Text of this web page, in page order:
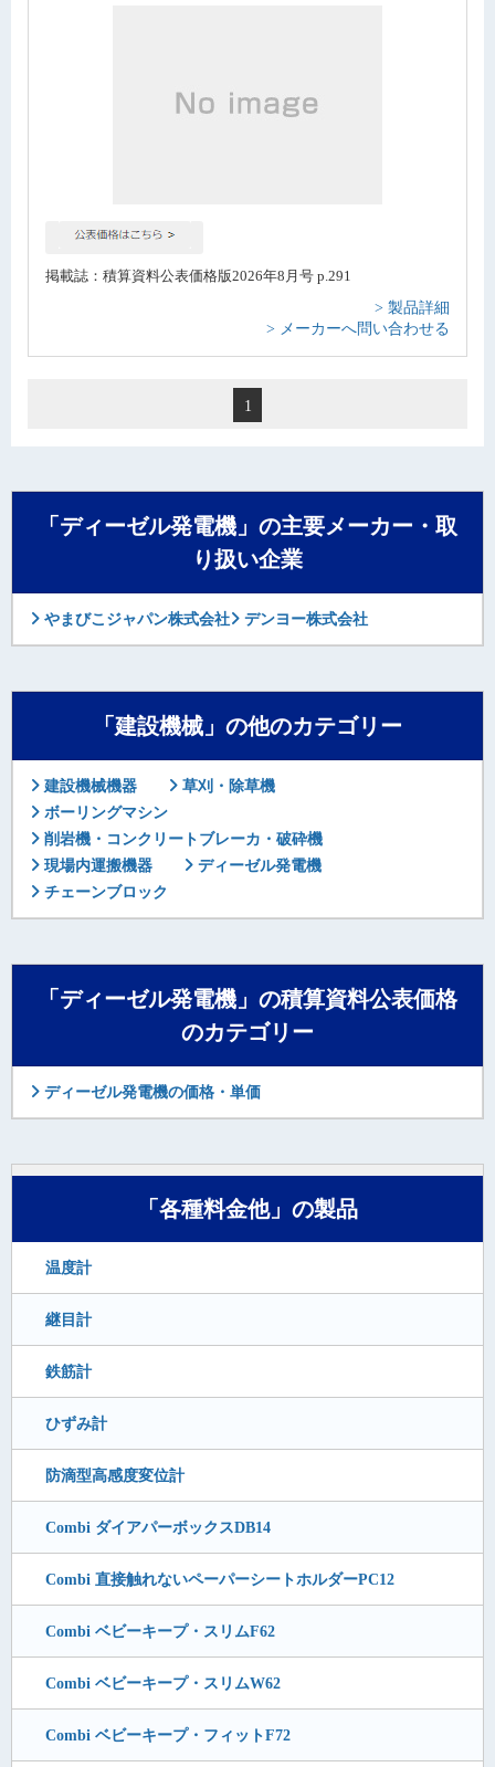
掲載誌：積算資料公表価格版2026年8月号 p.291
> 製品詳細
> メーカーへ問い合わせる
1
「ディーゼル発電機」の主要メーカー・取
り扱い企業
やまびこジャパン株式会社 デンヨー株式会社
「建設機械」の他のカテゴリー
建設機械機器
草刈・除草機
ボーリングマシン
削岩機・コンクリートブレーカ・破砕機
現場内運搬機器
ディーゼル発電機
チェーンブロック
「ディーゼル発電機」の積算資料公表価格
のカテゴリー
ディーゼル発電機の価格・単価
「各種料金他」の製品
温度計
継目計
鉄筋計
ひずみ計
防滴型高感度変位計
Combi ダイアパーボックスDB14
Combi 直接触れないペーパーシートホルダーPC12
Combi ベビーキープ・スリムF62
Combi ベビーキープ・スリムW62
Combi ベビーキープ・フィットF72